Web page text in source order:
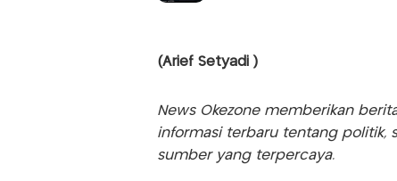
(Arief Setyadi )
News Okezone memberikan
informasi terbaru tentang politik,
sumber yang terpercaya.